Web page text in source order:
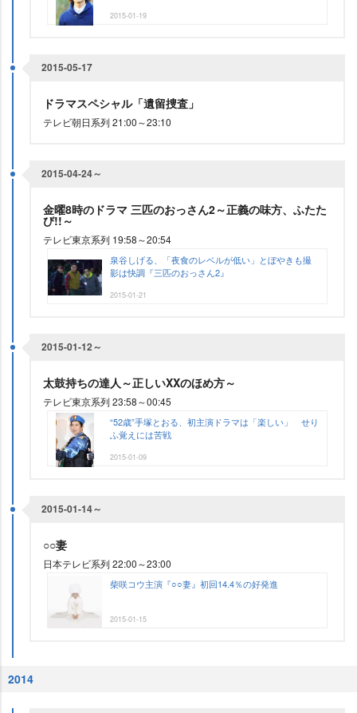
2015-01-19
2015-05-17
ドラマスペシャル「遺留捜査」
テレビ朝日系列 21:00～23:10
2015-04-24～
金曜8時のドラマ 三匹のおっさん2～正義の味方、ふたた
び!!～
テレビ東京系列 19:58～20:54
泉谷しげる、「夜食のレベルが低い」とぼやきも撮
影は快調『三匹のおっさん2』
2015-01-21
2015-01-12～
太鼓持ちの達人～正しいXXのほめ方～
テレビ東京系列 23:58～00:45
“52歳”手塚とおる、初主演ドラマは「楽しい」 せり
ふ覚えには苦戦
2015-01-09
2015-01-14～
○○妻
日本テレビ系列 22:00～23:00
柴咲コウ主演『○○妻』初回14.4％の好発進
2015-01-15
2014